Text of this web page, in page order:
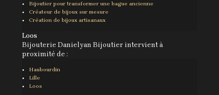
Bijoutier pour transformer une bague ancienne
Créateur de bijoux sur mesure
Création de bijoux artisanaux
Loos
Bijouterie Danielyan Bijoutier intervient à
proximité de :
Haubourdin
Lille
Loos